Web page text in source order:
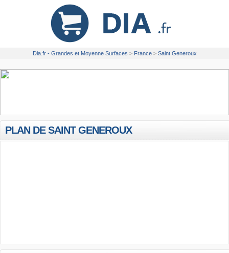
Dia.fr - Grandes et Moyenne Surfaces > France > Saint Generoux
PLAN DE SAINT GENEROUX